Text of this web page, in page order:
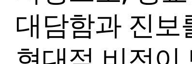
대담함과 진보